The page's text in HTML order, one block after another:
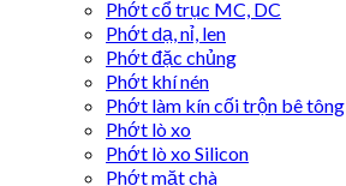
Phớt cổ trục MC, DC
Phớt dạ, nỉ, len
Phớt đặc chủng
Phớt khí nén
Phớt làm kín cối trộn bê tông
Phớt lò xo
Phớt lò xo Silicon
Phớt mặt chà